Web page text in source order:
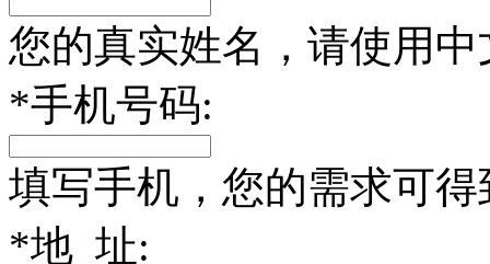
您的真实姓名，请使用中
*手机号码:
填写手机，您的需求可
*地 址: